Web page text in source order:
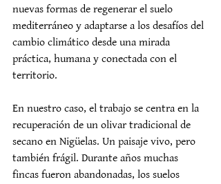
nuevas formas de regenerar el suelo
mediterráneo y adaptarse a los desafíos del
cambio climático desde una mirada
práctica, humana y conectada con el
territorio.
En nuestro caso, el trabajo se centra en la
recuperación de un olivar tradicional de
secano en Nigüelas. Un paisaje vivo, pero
también frágil. Durante años muchas
fincas fueron abandonadas, los suelos